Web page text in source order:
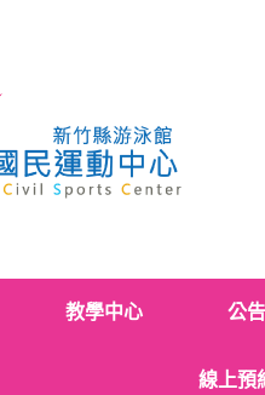
教學中心 公
線上預